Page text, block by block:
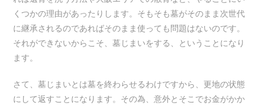
くつかの理由があったりします。そもそも墓がそのまま次世代
に継承されるのであればそのまま使っても問題はないのです。
それができないからこそ、墓じまいをする、ということになり
ます。
さて、墓じまいとは墓を終わらせるわけですから、更地の状態
にして返すことになります。その為、意外とそこでお金がかか